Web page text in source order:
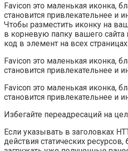
Favicon это маленькая иконка,
становится привлекательнее и
Чтобы разместить иконку на
в корневую папку вашего
код в элемент на всех
Favicon это маленькая иконка,
становится привлекательнее и
Favicon это маленькая иконка,
становится привлекательнее и
Избегайте переадресаций на
Если указывать в заголовках
действия статических ресурсов,